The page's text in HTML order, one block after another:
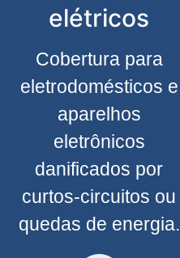
elétricos
Cobertura para
eletrodomésticos e
aparelhos
eletrônicos
danificados por
curtos-circuitos ou
quedas de energia.